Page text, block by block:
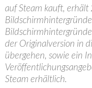
auf Steam kauft,
Bildschirmhintergründe
der Originalversion in
übergehen, sowie ein
Steam erhältlich.